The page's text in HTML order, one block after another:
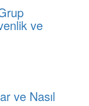
ve
ve Nasıl